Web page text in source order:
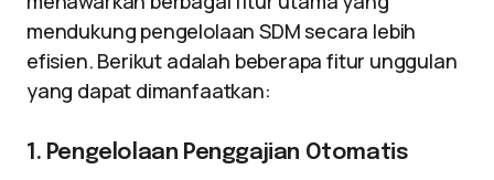
mendukung pengelolaan SDM secara lebih
efisien. Berikut adalah beberapa fitur unggulan
yang dapat dimanfaatkan:
1. Pengelolaan Penggajian Otomatis